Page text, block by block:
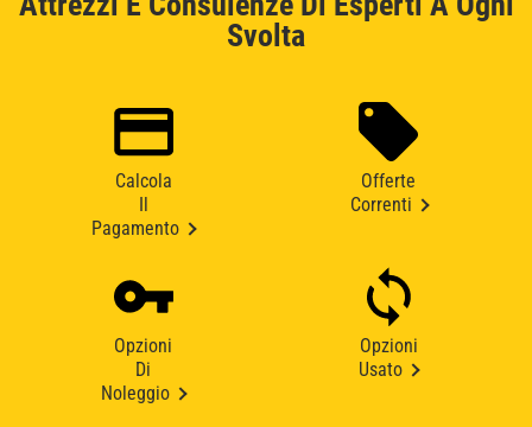
Svolta
Calcola
Pagamento
Offerte
Correnti
Opzioni
Di
Noleggio
Opzioni
Usato